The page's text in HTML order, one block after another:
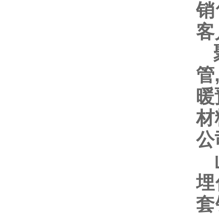
客
管
材
公